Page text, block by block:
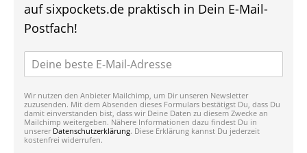
auf sixpockets.de praktisch in Dein E-Mail-
Postfach!
Wir nutzen den Anbieter Mailchimp, um Dir unseren Newsletter
zuzusenden. Mit dem Absenden dieses Formulars bestätigst Du, dass Du
damit einverstanden bist, dass wir Deine Daten zu diesem Zwecke an
Mailchimp weitergeben. Nähere Informationen dazu findest Du in
unserer Datenschutzerklärung. Diese Erklärung kannst Du jederzeit
kostenfrei widerrufen.